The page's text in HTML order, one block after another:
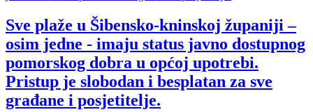
Sve plaže u Šibensko-kninskoj županiji –
osim jedne - imaju status javno dostupnog
pomorskog dobra u općoj upotrebi.
Pristup je slobodan i besplatan za sve
građane i posjetitelje.